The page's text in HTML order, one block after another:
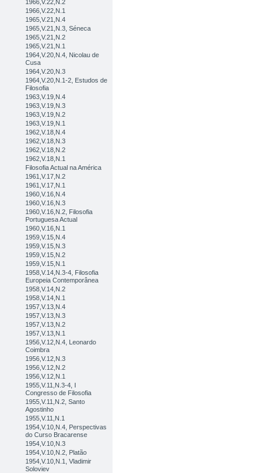
1966,V.22,N.2
1966,V.22,N.1
1965,V.21,N.4
1965,V.21,N.3, Séneca
1965,V.21,N.2
1965,V.21,N.1
1964,V.20,N.4, Nicolau de
Cusa
1964,V.20,N.3
1964,V.20,N.1-2, Estudos de
Filosofia
1963,V.19,N.4
1963,V.19,N.3
1963,V.19,N.2
1963,V.19,N.1
1962,V.18,N.4
1962,V.18,N.3
1962,V.18,N.2
1962,V.18,N.1
Filosofia Actual na América
1961,V.17,N.2
1961,V.17,N.1
1960,V.16,N.4
1960,V.16,N.3
1960,V.16,N.2, Filosofia
Portuguesa Actual
1960,V.16,N.1
1959,V.15,N.4
1959,V.15,N.3
1959,V.15,N.2
1959,V.15,N.1
1958,V.14,N.3-4, Filosofia
Europeia Contemporânea
1958,V.14,N.2
1958,V.14,N.1
1957,V.13,N.4
1957,V.13,N.3
1957,V.13,N.2
1957,V.13,N.1
1956,V.12,N.4, Leonardo
Coimbra
1956,V.12,N.3
1956,V.12,N.2
1956,V.12,N.1
1955,V.11,N.3-4, I
Congresso de Filosofia
1955,V.11,N.2, Santo
Agostinho
1955,V.11,N.1
1954,V.10,N.4, Perspectivas
do Curso Bracarense
1954,V.10,N.3
1954,V.10,N.2, Platão
1954,V.10,N.1, Vladimir
Soloviev